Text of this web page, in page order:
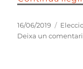
Publicat
el
16/06/2019
Deixa un comentari